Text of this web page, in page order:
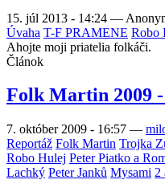
15. júl 2013 - 14:24 —
Úvaha T-F PRAMENE Robo
Ahojte moji priatelia folkáči.
Článok
Folk Martin 2009
7. október 2009 - 16:57 —
Reportáž Folk Martin Trojka
Robo Hulej Peter Piatko a
Lachký Peter Janků Mysami 2